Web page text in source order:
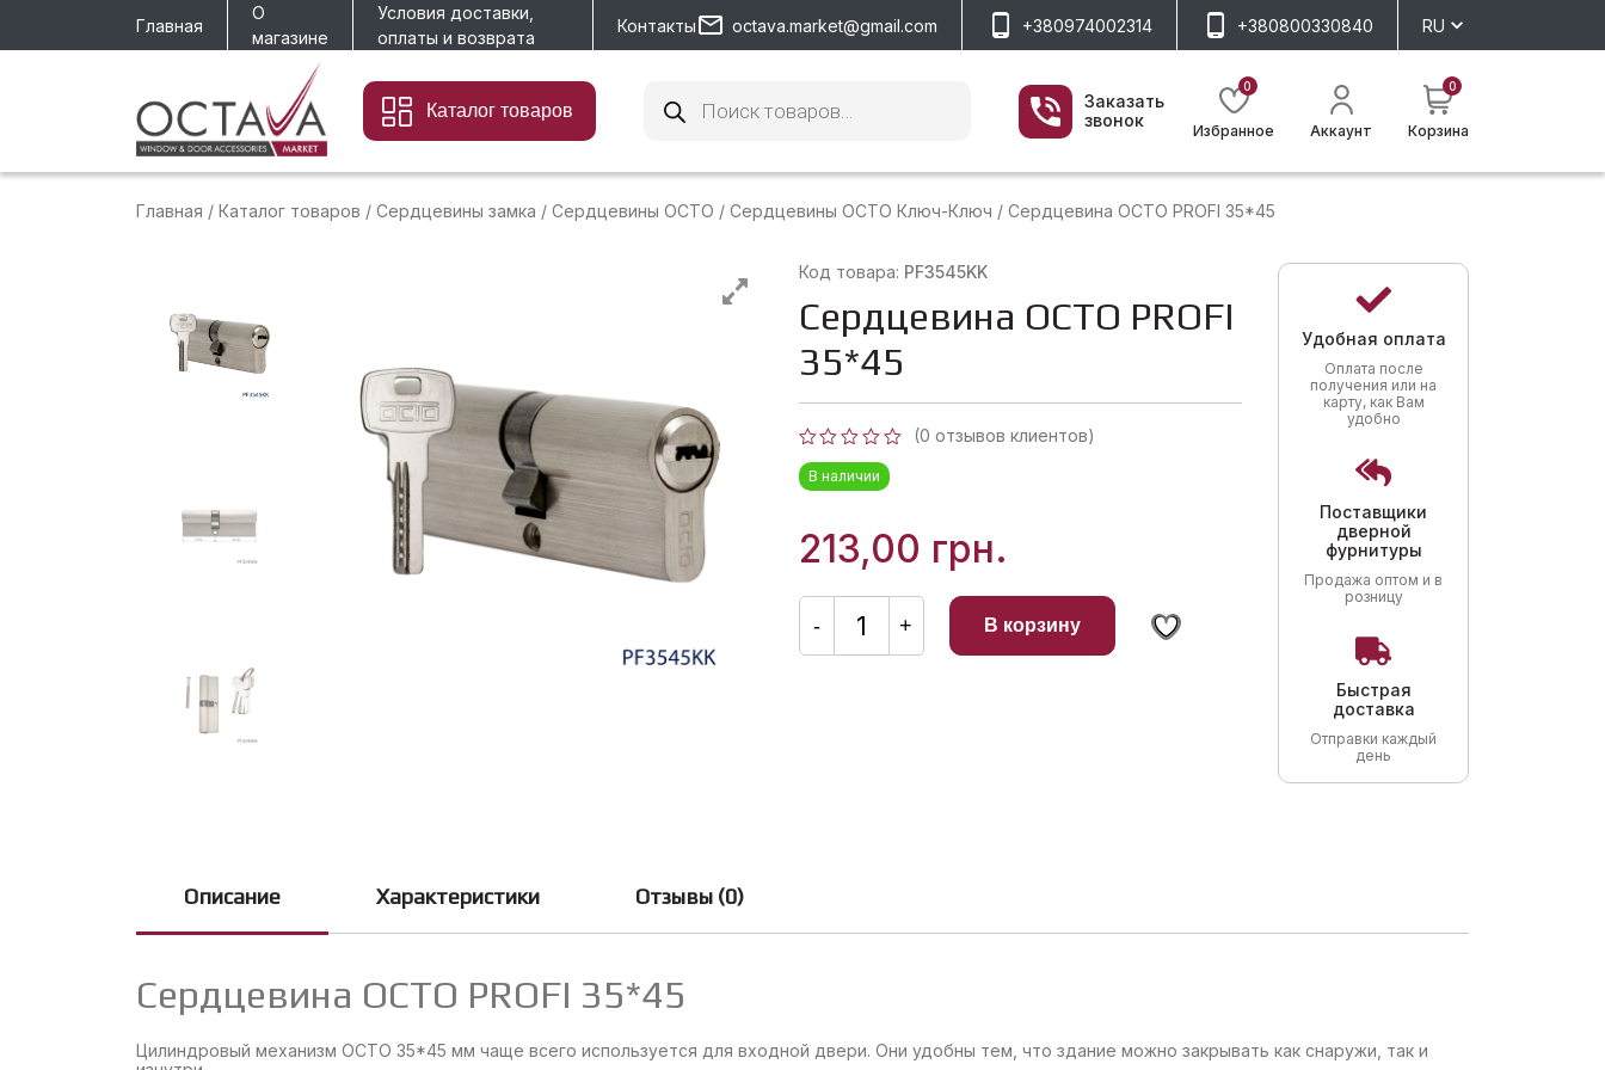
Главная
О
магазине
Условия доставки,
оплаты и возврата
Контакты octava.market@gmail.com +380974002314 +380800330840 RU
Каталог товаров
товаров
Заказать
звонок
0
Избранное Аккаунт
0
Корзина
Главная / Каталог товаров / Сердцевины замка / Сердцевины OCTO / Сердцевины OCTO Ключ-Ключ / Сердцевина OCTO PROFI 35*45
Код товара: PF3545KK
Сердцевина OCTO PROFI
35*45
Оценка
0
из
(0 отзывов клиентов)
В наличии
213,00 грн.
-
Количество
товара
Сердцевина
OCTO
+ В корзину
Удобная оплата
Оплата после
получения или на
карту, как Вам
удобно
Поставщики
дверной
фурнитуры
Продажа оптом и в
розницу
Быстрая
доставка
Отправки каждый
день
Описание Характеристики Отзывы (0)
Сердцевина OCTO PROFI 35*45
Цилиндровый механизм OCTO 35*45 мм чаще всего используется для входной двери. Они удобны тем, что здание можно закрывать как снаружи, так и